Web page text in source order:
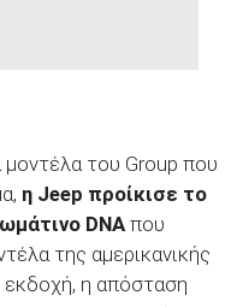
του Group που
η Jeep προίκισε το
DNA που
της αμερικανικής
εκδοχή, η απόσταση